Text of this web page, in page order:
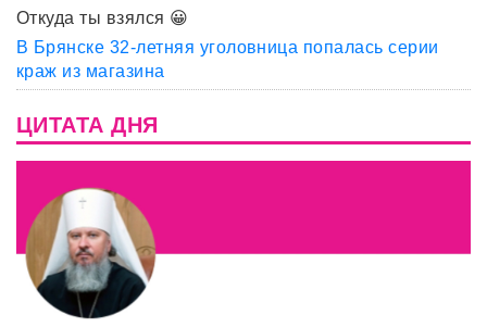
Откуда ты взялся 😀
В Брянске 32-летняя уголовница попалась серии
краж из магазина
ЦИТАТА ДНЯ